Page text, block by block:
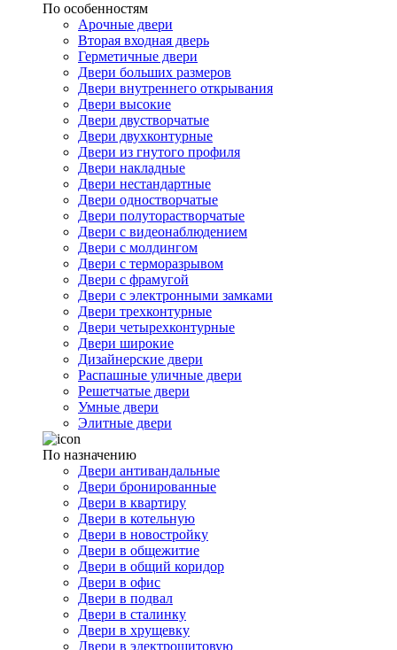
По особенностям
Арочные двери
Вторая входная дверь
Герметичные двери
Двери больших размеров
Двери внутреннего открывания
Двери высокие
Двери двустворчатые
Двери двухконтурные
Двери из гнутого профиля
Двери накладные
Двери нестандартные
Двери одностворчатые
Двери полуторастворчатые
Двери с видеонаблюдением
Двери с молдингом
Двери с терморазрывом
Двери с фрамугой
Двери с электронными замками
Двери трехконтурные
Двери четырехконтурные
Двери широкие
Дизайнерские двери
Распашные уличные двери
Решетчатые двери
Умные двери
Элитные двери
По назначению
Двери антивандальные
Двери бронированные
Двери в квартиру
Двери в котельную
Двери в новостройку
Двери в общежитие
Двери в общий коридор
Двери в офис
Двери в подвал
Двери в сталинку
Двери в хрущевку
Двери в электрощитовую